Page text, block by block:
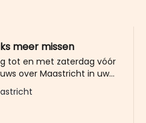
meer missen
tot en met zaterdag vóór
over Maastricht in uw
aan voor de nieuwbrief
dan 20.000 trouwe lezers
wat wij van u vragen